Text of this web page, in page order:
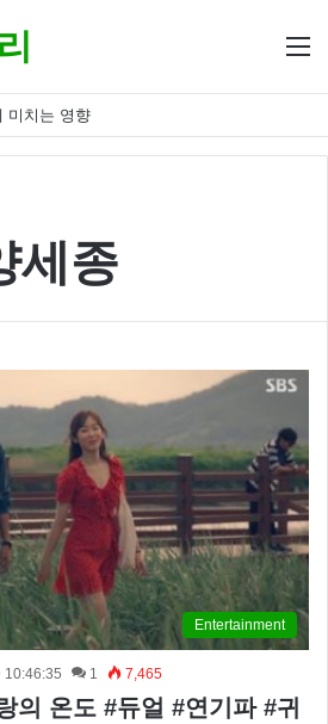
미치는 영향
세종
Entertainment
10:46:35 1 7,465
의 온도 #듀얼 #연기파 #귀